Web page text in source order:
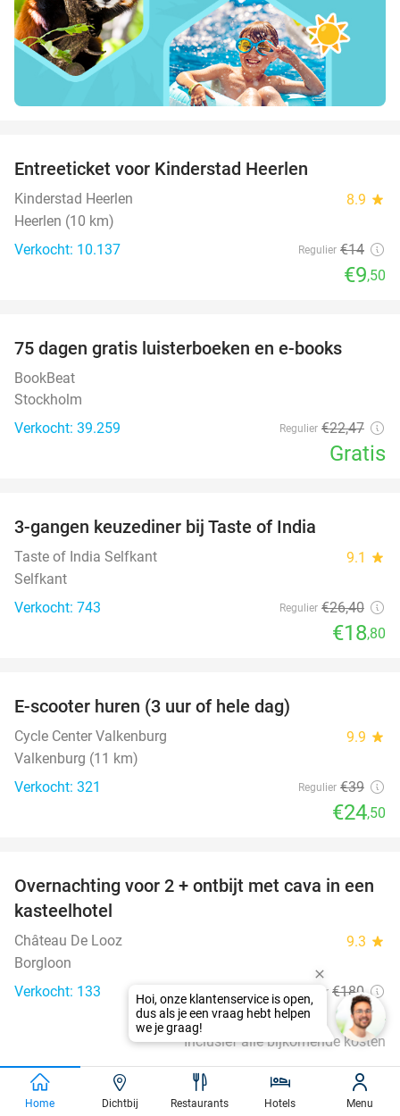
Entreeticket voor Kinderstad Heerlen
Kinderstad Heerlen 8.9 star
Heerlen (10 km)
Verkocht: 10.137
Regulier €14
€9,50
75 dagen gratis luisterboeken en e-books
BookBeat
Stockholm
Verkocht: 39.259
Regulier €22,47
Gratis
3-gangen keuzediner bij Taste of India
Taste of India Selfkant 9.1 star
Selfkant
Verkocht: 743
Regulier €26,40
€18,80
E-scooter huren (3 uur of hele dag)
Cycle Center Valkenburg 9.9 star
Valkenburg (11 km)
Verkocht: 321
Regulier €39
€24,50
48%
Overnachting voor 2 + ontbijt met cava in een
kasteelhotel
Château De Looz 9.3 star
Borgloon
Verkocht: 133
Regulier €180
€94
Inclusief alle bijkomende kosten
favorite_border
Home Dichtbij Restaurants Hotels Menu